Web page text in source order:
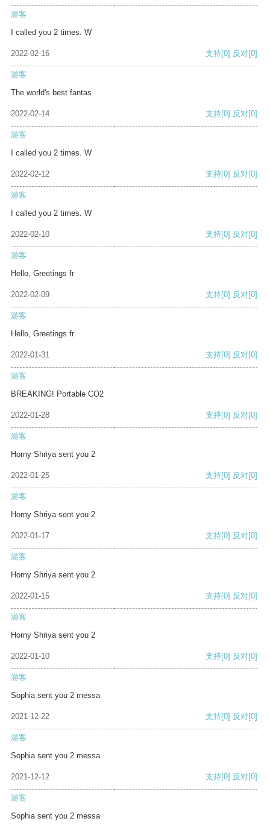
游客
I called you 2 times. W
2022-02-16 支持[0] 反对[0]
游客
The world's best fantas
2022-02-14 支持[0] 反对[0]
游客
I called you 2 times. W
2022-02-12 支持[0] 反对[0]
游客
I called you 2 times. W
2022-02-10 支持[0] 反对[0]
游客
Hello, Greetings fr
2022-02-09 支持[0] 反对[0]
游客
Hello, Greetings fr
2022-01-31 支持[0] 反对[0]
游客
BREAKING! Portable CO2
2022-01-28 支持[0] 反对[0]
游客
Horny Shriya sent you 2
2022-01-25 支持[0] 反对[0]
游客
Horny Shriya sent you 2
2022-01-17 支持[0] 反对[0]
游客
Horny Shriya sent you 2
2022-01-15 支持[0] 反对[0]
游客
Horny Shriya sent you 2
2022-01-10 支持[0] 反对[0]
游客
Sophia sent you 2 messa
2021-12-22 支持[0] 反对[0]
游客
Sophia sent you 2 messa
2021-12-12 支持[0] 反对[0]
游客
Sophia sent you 2 messa